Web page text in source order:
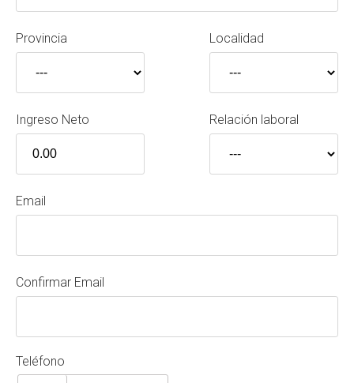
Provincia Localidad
Ingreso Neto Relación laboral
Email
Confirmar Email
Teléfono